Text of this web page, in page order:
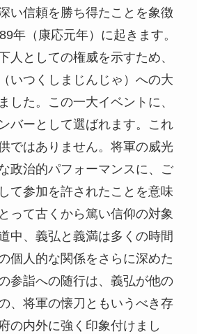
い信頼を勝ち得たことを象徴
年（康応元年）に起きます。
人としての権威を示すため、
いつくしまじんじゃ）への大
した。この一大イベントに、
バーとして選ばれます。これ
ではありません。将軍の威光
政治的パフォーマンスに、ご
て参加を許されたことを意味
って古くから篤い信仰の対象
中、義弘と義満は多くの時間
個人的な関係をさらに深めた
参詣への随行は、義弘が他の
、将軍の懐刀ともいうべき存
の内外に強く印象付けまし